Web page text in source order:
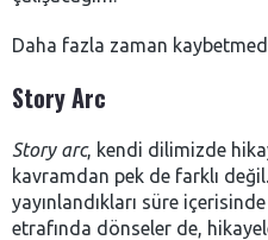
Daha fazla zaman
Story Arc
Story arc, kendi dilimizde
kavramdan pek de farklı
yayınlandıkları süre
etrafında dönseler de,